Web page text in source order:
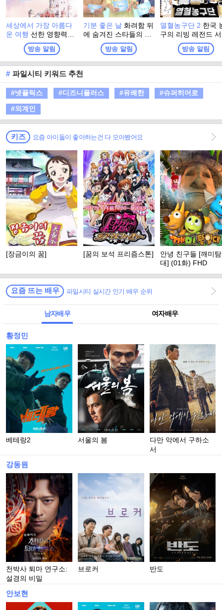
세상에서 가장 아름다
운 여행선한 영향력을
따라 기부의 기쁨과 즐
거움을 전하고, 기부 문
화 확산을 유도하는 사
회 공헌 프로그램
방송 알림
기분 좋은 날 화려함 뒤
에 숨겨진 스타들의 진
솔한 이야기와 이색 명
소에서 펼쳐지는 스타
들의 특별한 체험. 그리
이 함께하는 명강의와
생활에 유익한 다양한
방송 알림
열혈농구단 2 한국
구의 리빙 레전드
훈이 직접 선택한
계 최강 농구팀 ‘라
이글스’! 아시아 제
‘전국 최강전’을 펼
국내 정상에 도전한
비상이 시작된다.
방송 알림
# 파일시티 키워드 추천
#넷플릭스 #디즈니플러스 #유쾌한
#슈퍼히어로
#외계인
키즈 요즘 아이들이 좋아하는건 다 모아봤어요
[장금이의 꿈] [꿈의 보석 프리즘스톤]
안녕 친구들 [깨미
대] (01화) FHD
요즘 뜨는 배우 파일시티 실시간 인기 배우 순위
남자배우 여자배우
황정민
베테랑2 서울의 봄
다만 악에서 구하소
서
강동원
천박사 퇴마 연구소:
설경의 비밀
브로커 반도
안보현